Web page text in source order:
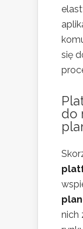
się
do
nich